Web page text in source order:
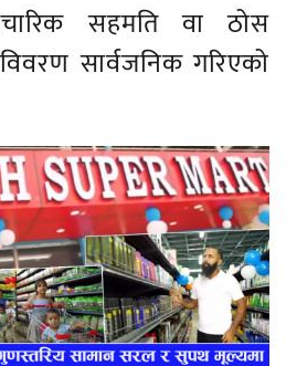
सहमति वा ठोस
सार्वजनिक गरिएको